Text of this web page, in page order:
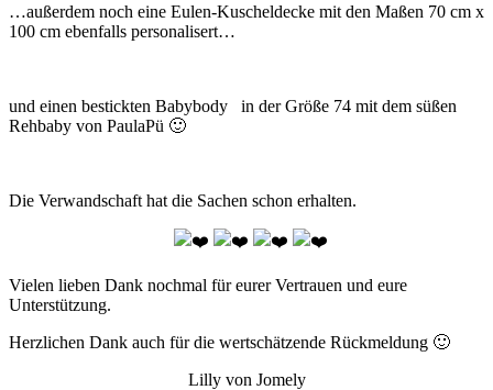
…außerdem noch eine Eulen-Kuscheldecke mit den Maßen 70 cm x
100 cm ebenfalls personalisert…
und einen bestickten Babybody in der Größe 74 mit dem süßen
Rehbaby von PaulaPü 🙂
Die Verwandschaft hat die Sachen schon erhalten.
Vielen lieben Dank nochmal für eurer Vertrauen und eure
Unterstützung.
Herzlichen Dank auch für die wertschätzende Rückmeldung 🙂
Lilly von Jomely